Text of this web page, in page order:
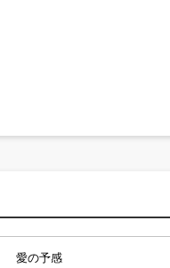
愛の予感